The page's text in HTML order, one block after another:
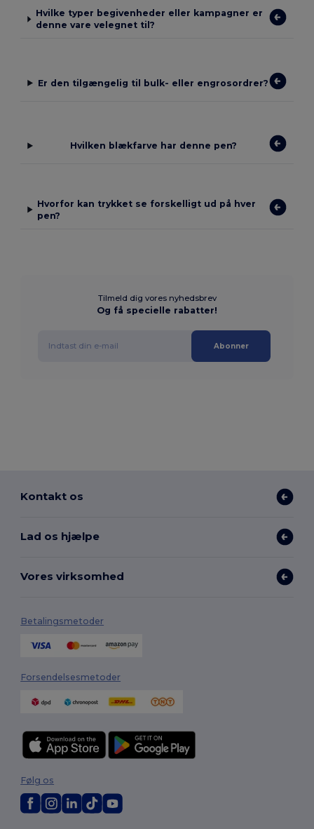
Hvilke typer begivenheder eller kampagner er
denne vare velegnet til?
Er den tilgængelig til bulk- eller engrosordrer?
Hvilken blækfarve har denne pen?
Hvorfor kan trykket se forskelligt ud på hver
pen?
Tilmeld dig vores nyhedsbrev
Og få specielle rabatter!
Abonner
Kontakt os
Lad os hjælpe
Vores virksomhed
Betalingsmetoder
Forsendelsesmetoder
Følg os